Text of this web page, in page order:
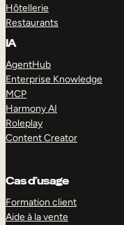
Hôtellerie
Restaurants
IA
AgentHub
Enterprise Knowledge
MCP
Harmony AI
Roleplay
Content Creator
Cas d’usage
Formation client
Aide à la vente